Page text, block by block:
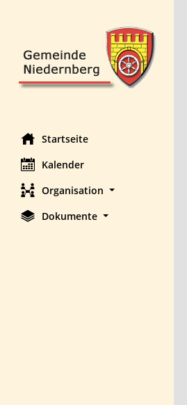
Startseite
Kalender
Organisation
Dokumente